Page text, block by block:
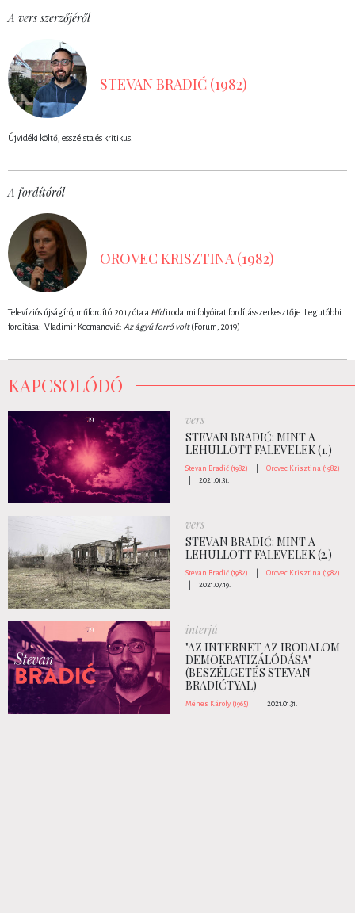
A vers szerzőjéről
STEVAN BRADIĆ (1982)
Újvidéki költő, esszéista és kritikus.
A fordítóról
OROVEC KRISZTINA (1982)
Televíziós újságíró, műfordító. 2017 óta a Hídirodalmi folyóirat fordításszerkesztője. Legutóbbi
fordítása: Vladimir Kecmanović: Az ágyú forró volt(Forum, 2019)
KAPCSOLÓDÓ
vers
STEVAN BRADIĆ: MINT A
LEHULLOTT FALEVELEK (1.)
Stevan Bradić (1982)
Orovec Krisztina (1982)
2021.01.31.
vers
STEVAN BRADIĆ: MINT A
LEHULLOTT FALEVELEK (2.)
Stevan Bradić (1982)
Orovec Krisztina (1982)
2021.07.19.
interjú
"AZ INTERNET AZ IRODALOM
DEMOKRATIZÁLÓDÁSA"
(BESZÉLGETÉS STEVAN
BRADIĆTYAL)
Méhes Károly (1965) 2021.01.31.